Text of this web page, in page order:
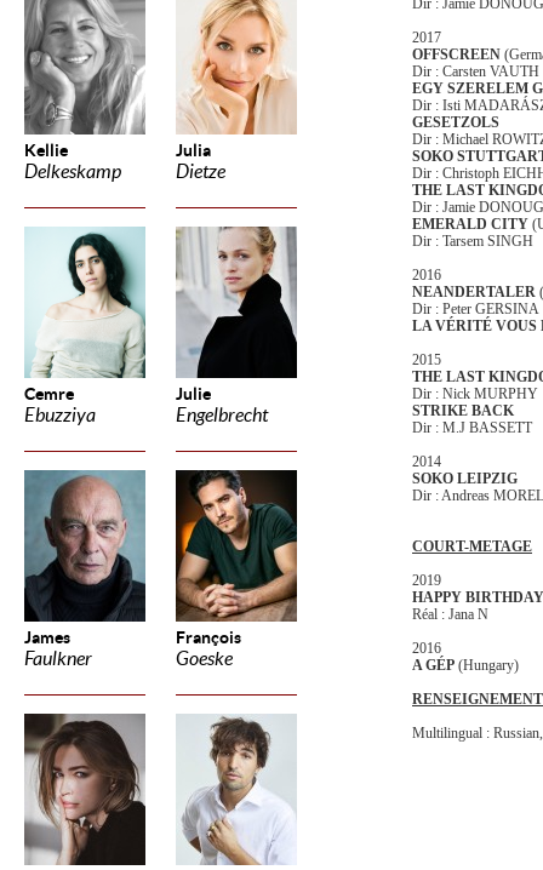
Kellie
Delkeskamp
Julia
Dietze
Cemre
Ebuzziya
Julie
Engelbrecht
James
Faulkner
François
Goeske
Dir : Jamie
2017
OFFSCREEN
Dir : Carsten VAUTH
EGY SZERELEM
Dir : Isti
GESETZOLS
Dir : Michael
SOKO
Dir : Christoph
THE LAST
Dir : Jamie
EMERALD CITY
Dir : Tarsem SINGH
2016
NEANDERTALER
Dir : Peter GERSINA
LA VÉRITÉ VOUS
2015
THE LAST
Dir : Nick MURPHY
STRIKE BACK
Dir : M.J BASSETT
2014
SOKO LEIPZIG
Dir : Andreas
COURT-METAGE
2019
HAPPY
Réal : Jana N
2016
A GÉP (Hungary)
Multilingual :